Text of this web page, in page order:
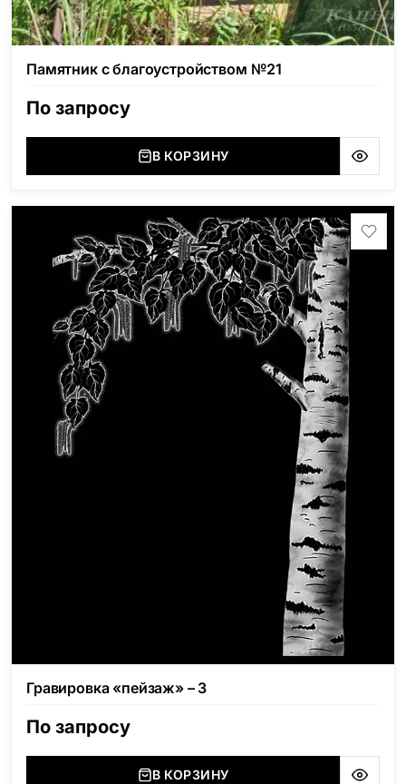
Памятник с благоустройством №21
По запросу
В КОРЗИНУ
Гравировка «пейзаж» – 3
По запросу
В КОРЗИНУ